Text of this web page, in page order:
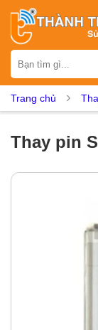
Trang chủ
Thay pin